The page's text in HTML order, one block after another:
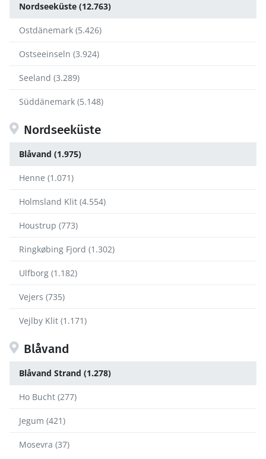
Nordseeküste (12.763)
Ostdänemark (5.426)
Ostseeinseln (3.924)
Seeland (3.289)
Süddänemark (5.148)
Nordseeküste
Blåvand (1.975)
Henne (1.071)
Holmsland Klit (4.554)
Houstrup (773)
Ringkøbing Fjord (1.302)
Ulfborg (1.182)
Vejers (735)
Vejlby Klit (1.171)
Blåvand
Blåvand Strand (1.278)
Ho Bucht (277)
Jegum (421)
Mosevra (37)